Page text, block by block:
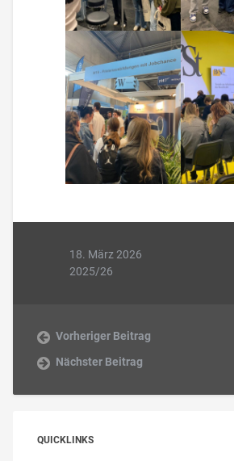
18. März 2026
2025/26
Vorheriger Beitrag
Nächster Beitrag
QUICKLINKS